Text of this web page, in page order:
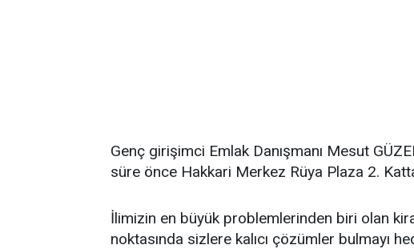
Genç girişimci Emlak Danışmanı Mesut
süre önce Hakkari Merkez Rüya Plaza 2.
İlimizin en büyük problemlerinden biri olan
noktasında sizlere kalıcı çözümler bulmayı